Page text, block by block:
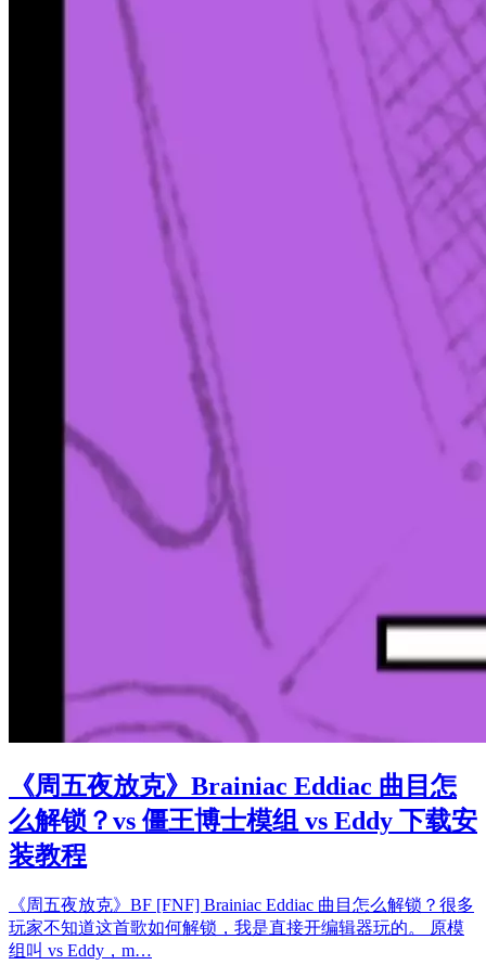
《周五夜放克》Brainiac Eddiac 曲目怎
么解锁？vs 僵王博士模组 vs Eddy 下载安
装教程
《周五夜放克》BF [FNF] Brainiac Eddiac 曲目怎么解锁？很多
玩家不知道这首歌如何解锁，我是直接开编辑器玩的。 原模
组叫 vs Eddy，m…